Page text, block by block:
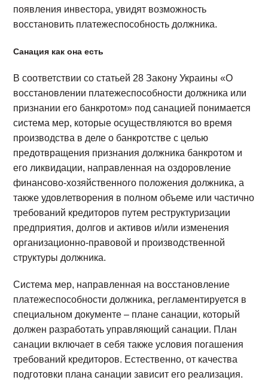
появления инвестора, увидят возможность
восстановить платежеспособность должника.
Санация как она есть
В соответствии со статьей 28 Закону Украины «О
восстановлении платежеспособности должника или
признании его банкротом» под санацией понимается
система мер, которые осуществляются во время
производства в деле о банкротстве с целью
предотвращения признания должника банкротом и
его ликвидации, направленная на оздоровление
финансово-хозяйственного положения должника, а
также удовлетворения в полном объеме или частично
требований кредиторов путем реструктуризации
предприятия, долгов и активов и/или изменения
организационно-правовой и производственной
структуры должника.
Система мер, направленная на восстановление
платежеспособности должника, регламентируется в
специальном документе – плане санации, который
должен разработать управляющий санации. План
санации включает в себя также условия погашения
требований кредиторов. Естественно, от качества
подготовки плана санации зависит его реализация.